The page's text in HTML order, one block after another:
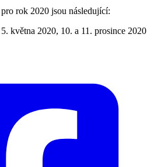
rok 2020 jsou následující:
května 2020, 10. a 11. prosince 2020